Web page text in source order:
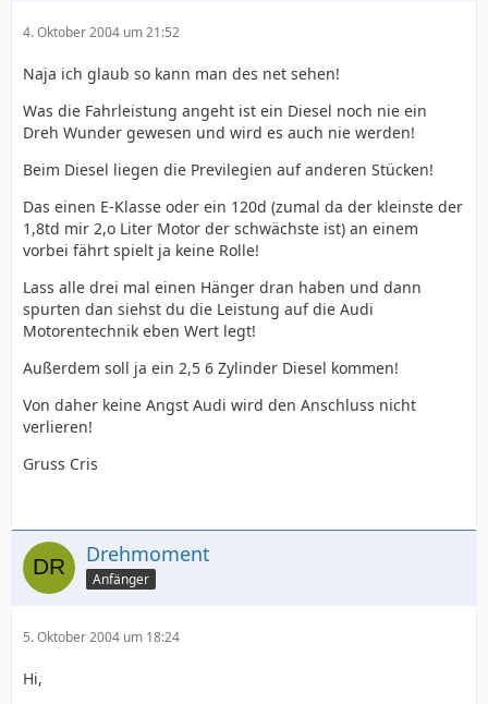
4. Oktober 2004 um 21:52
Naja ich glaub so kann man des net sehen!
Was die Fahrleistung angeht ist ein Diesel noch nie ein
Dreh Wunder gewesen und wird es auch nie werden!
Beim Diesel liegen die Previlegien auf anderen Stücken!
Das einen E-Klasse oder ein 120d (zumal da der kleinste der
1,8td mir 2,o Liter Motor der schwächste ist) an einem
vorbei fährt spielt ja keine Rolle!
Lass alle drei mal einen Hänger dran haben und dann
spurten dan siehst du die Leistung auf die Audi
Motorentechnik eben Wert legt!
Außerdem soll ja ein 2,5 6 Zylinder Diesel kommen!
Von daher keine Angst Audi wird den Anschluss nicht
verlieren!
Gruss Cris
Drehmoment
Anfänger
5. Oktober 2004 um 18:24
Hi,